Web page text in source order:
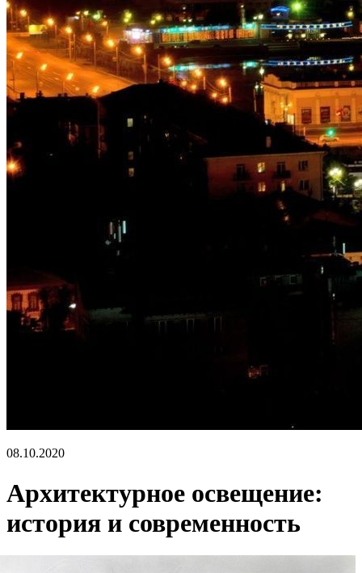
08.10.2020
Архитектурное освещение:
история и современность